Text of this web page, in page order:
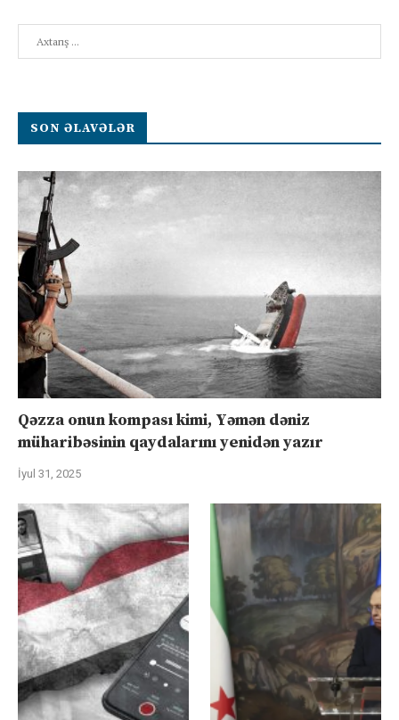
SON ƏLAVƏLƏR
Qəzza onun kompası kimi, Yəmən dəniz
müharibəsinin qaydalarını yenidən yazır
İyul 31, 2025